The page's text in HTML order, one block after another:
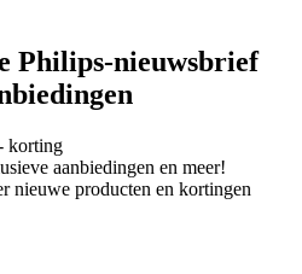
Philips-nieuwsbrief
korting
aanbiedingen en meer!
nieuwe producten en kortingen